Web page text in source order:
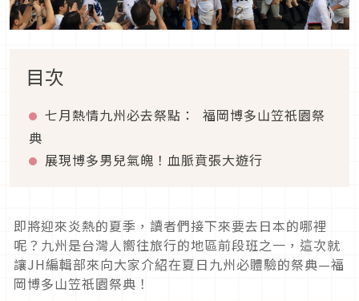
目次
七月熱情九州必去祭點： 福岡博多山笠祇園祭
典
展現博多男兒氣魄！血脈賁張大遊行
即將迎來炎熱的夏季，讀者們接下來要去日本的哪裡
呢？九州是台灣人嚮往旅行的地區前段班之一，這次就
讓JH編輯部來向大家介紹在夏日九州必體驗的祭典—福
岡博多山笠祇園祭典！